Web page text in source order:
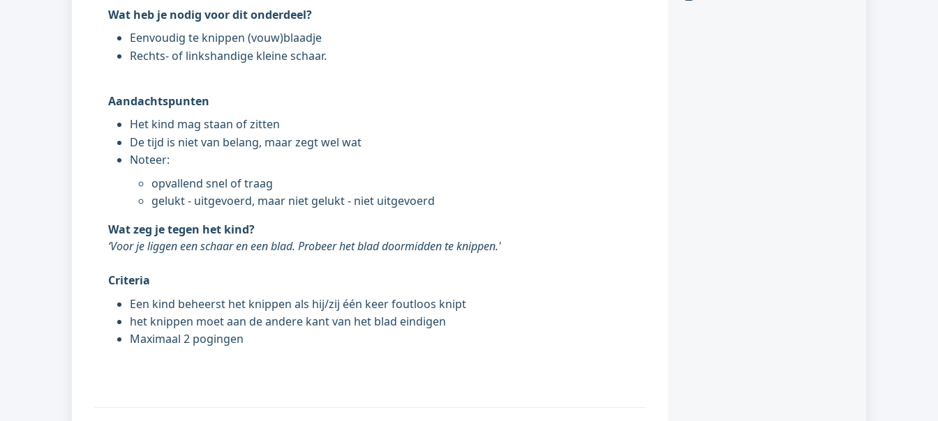
Wat heb je nodig voor dit onderdeel?
Eenvoudig te knippen (vouw)blaadje
Rechts- of linkshandige kleine schaar.
Aandachtspunten
Het kind mag staan of zitten
De tijd is niet van belang, maar zegt wel wat
Noteer:
opvallend snel of traag
gelukt - uitgevoerd, maar niet gelukt - niet uitgevoerd
Wat zeg je tegen het kind?
‘Voor je liggen een schaar en een blad. Probeer het blad doormidden te knippen.'
Criteria
Een kind beheerst het knippen als hij/zij één keer foutloos knipt
het knippen moet aan de andere kant van het blad eindigen
Maximaal 2 pogingen